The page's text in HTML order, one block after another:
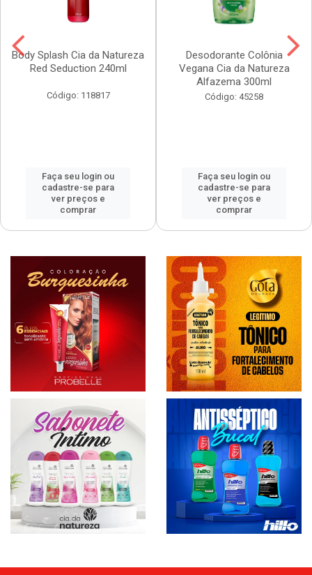
Body Splash Cia da Natureza
Red Seduction 240ml
Código: 118817
Faça seu login ou
cadastre-se para
ver preços e
comprar
Desodorante Colônia
Vegana Cia da Natureza
Alfazema 300ml
Código: 45258
Faça seu login ou
cadastre-se para
ver preços e
comprar